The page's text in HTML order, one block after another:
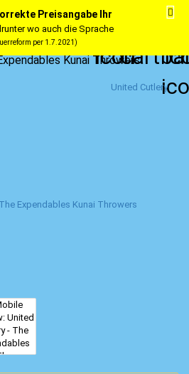
Preisangabe Ihr
wo auch die Sprache
per 1.7.2021)
Kunai Throwers
United Cutlery